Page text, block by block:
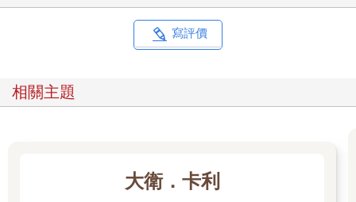
話，到碰上我們提及的水果販為止，你默想的思路如何。你思路
的主要環節是——尚堤耶、獵戶星座、尼哥爾斯博士、伊比鳩
魯、固體截斷術、鋪路石，還有那個水果販。｣
思。頭一回會驚訝地發現，原來思路的起點和終點之間，竟毫無
的最後一個話題。穿進這條街時，一個頭上頂著大籃子的水果
寫評價
相關主題
大衛．卡利